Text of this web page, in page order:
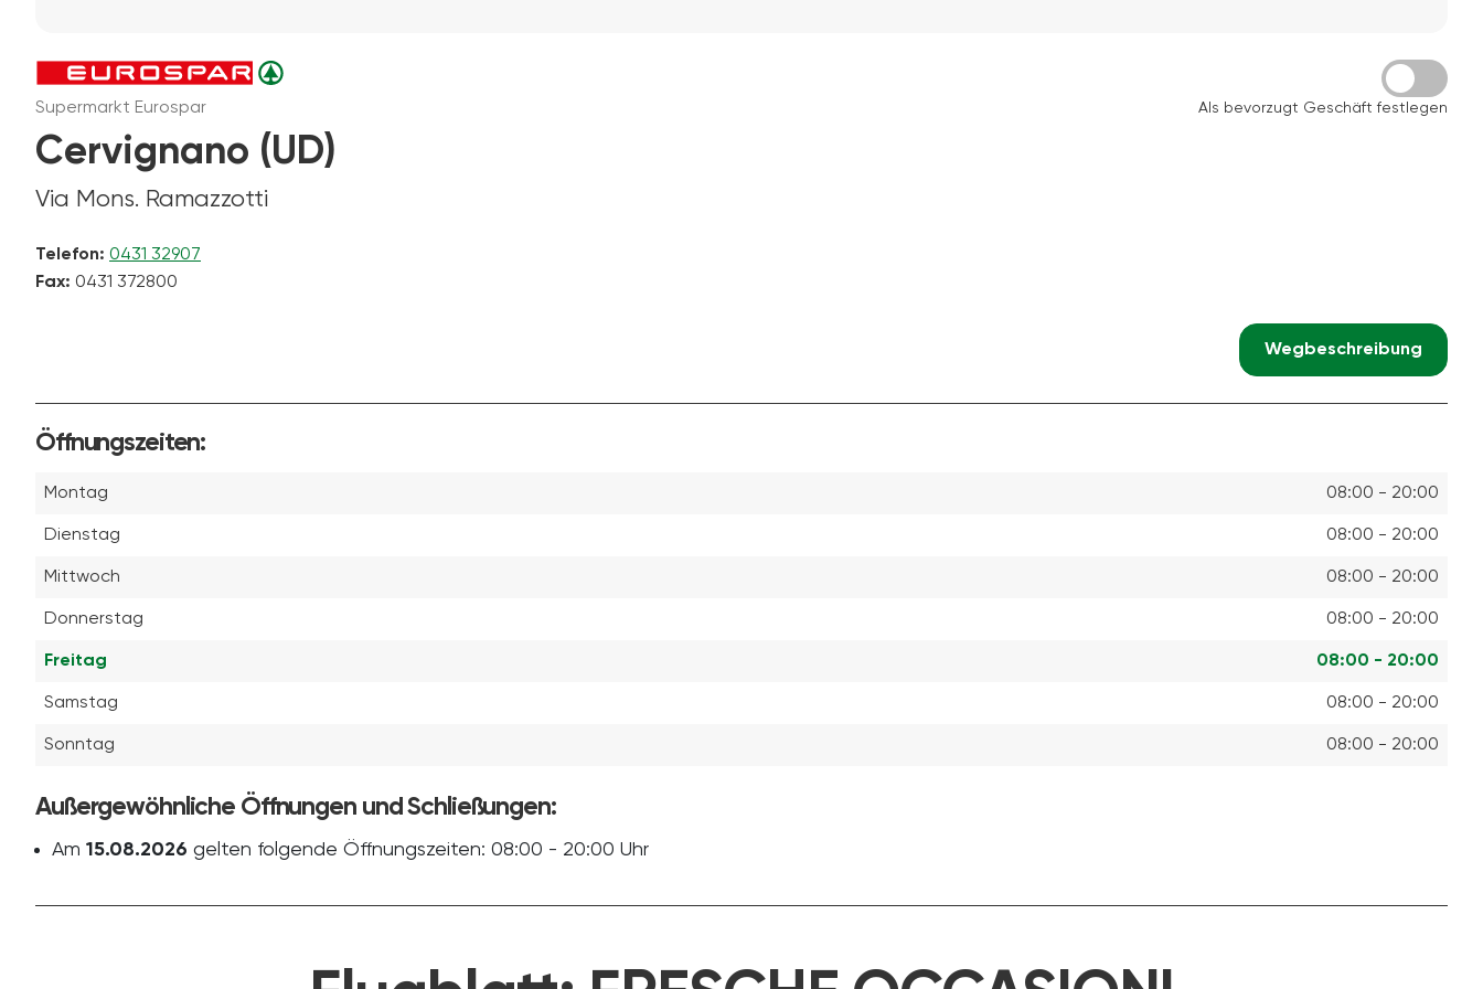
Supermarkt Eurospar
Cervignano (UD)
Via Mons. Ramazzotti
Telefon: 0431 32907
Fax: 0431 372800
Als bevorzugt Geschäft festlegen
Wegbeschreibung
Öffnungszeiten:
Montag 08:00 - 20:00
Dienstag 08:00 - 20:00
Mittwoch 08:00 - 20:00
Donnerstag 08:00 - 20:00
Freitag 08:00 - 20:00
Samstag 08:00 - 20:00
Sonntag 08:00 - 20:00
Außergewöhnliche Öffnungen und Schließungen:
Am 15.08.2026 gelten folgende Öffnungszeiten: 08:00 - 20:00 Uhr